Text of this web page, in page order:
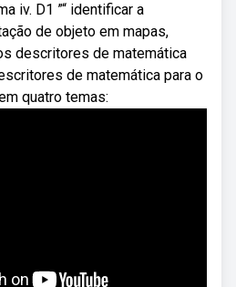
iv. D1 ”“ identificar a
de objeto em mapas,
descritores de matemática
de matemática para o
quatro temas: